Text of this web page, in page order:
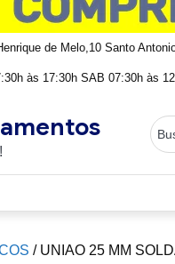
de Melo,10 Santo
às 17:30h SAB 07:30h às
/ UNIAO 25 MM